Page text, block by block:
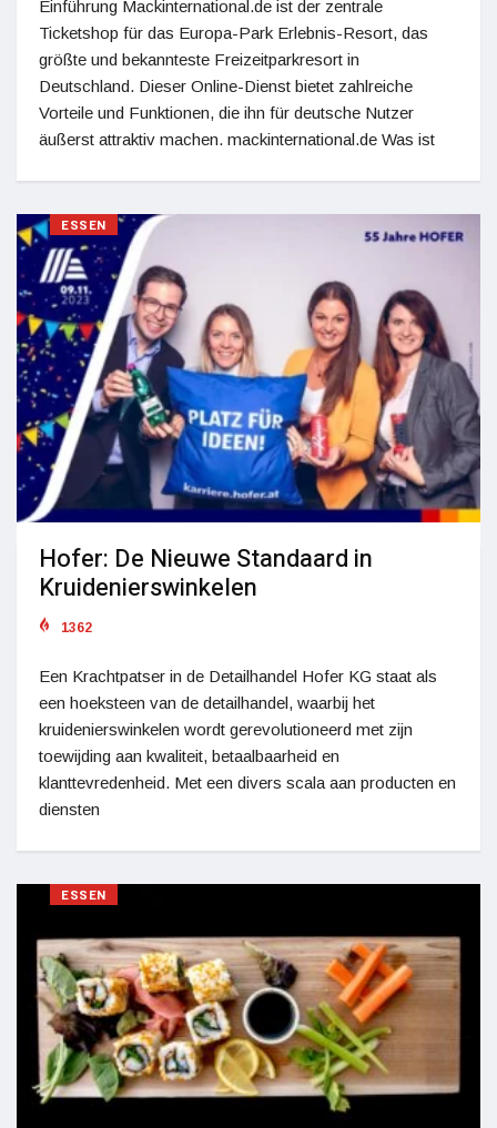
Einführung Mackinternational.de ist der zentrale
Ticketshop für das Europa-Park Erlebnis-Resort, das
größte und bekannteste Freizeitparkresort in
Deutschland. Dieser Online-Dienst bietet zahlreiche
Vorteile und Funktionen, die ihn für deutsche Nutzer
äußerst attraktiv machen. mackinternational.de Was ist
ESSEN
Hofer: De Nieuwe Standaard in
Kruidenierswinkelen
1362
Een Krachtpatser in de Detailhandel Hofer KG staat als
een hoeksteen van de detailhandel, waarbij het
kruidenierswinkelen wordt gerevolutioneerd met zijn
toewijding aan kwaliteit, betaalbaarheid en
klanttevredenheid. Met een divers scala aan producten en
diensten
ESSEN